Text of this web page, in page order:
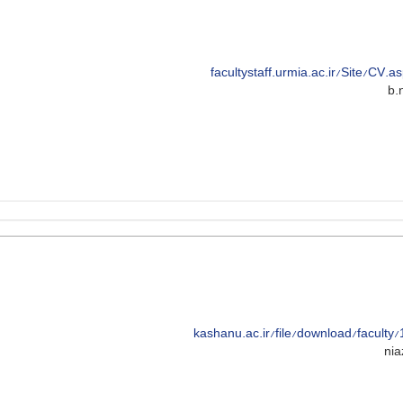
facultystaff.urmia.ac.ir/Site/
kashanu.ac.ir/file/download/